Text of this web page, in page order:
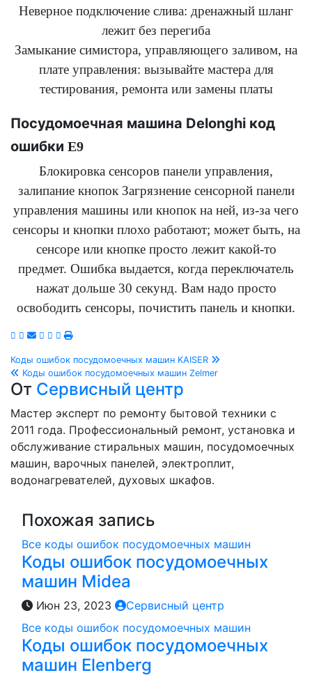
Неверное подключение слива: дренажный шланг
лежит без перегиба
Замыкание симистора, управляющего заливом, на
плате управления: вызывайте мастера для
тестирования, ремонта или замены платы
Посудомоечная машина Delonghi код
ошибки E9
Блокировка сенсоров панели управления,
залипание кнопок Загрязнение сенсорной панели
управления машины или кнопок на ней, из-за чего
сенсоры и кнопки плохо работают; может быть, на
сенсоре или кнопке просто лежит какой-то
предмет. Ошибка выдается, когда переключатель
нажат дольше 30 секунд. Вам надо просто
освободить сенсоры, почистить панель и кнопки.
Навигация
по
записям
Коды ошибок посудомоечных машин KAISER
Коды ошибок посудомоечных машин Zelmer
От Сервисный центр
Мастер эксперт по ремонту бытовой техники с
2011 года. Профессиональный ремонт, установка и
обслуживание стиральных машин, посудомоечных
машин, варочных панелей, электроплит,
водонагревателей, духовых шкафов.
Похожая запись
Все коды ошибок посудомоечных машин
Коды ошибок посудомоечных
машин Midea
Июн 23, 2023
Сервисный центр
Все коды ошибок посудомоечных машин
Коды ошибок посудомоечных
машин Elenberg